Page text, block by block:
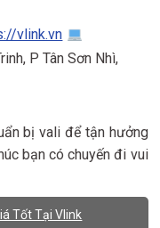
vlink.vn
P Tân Sơn Nhì,
bị vali để tận hưởng
bạn có chuyến đi vui
Tốt Tại Vlink